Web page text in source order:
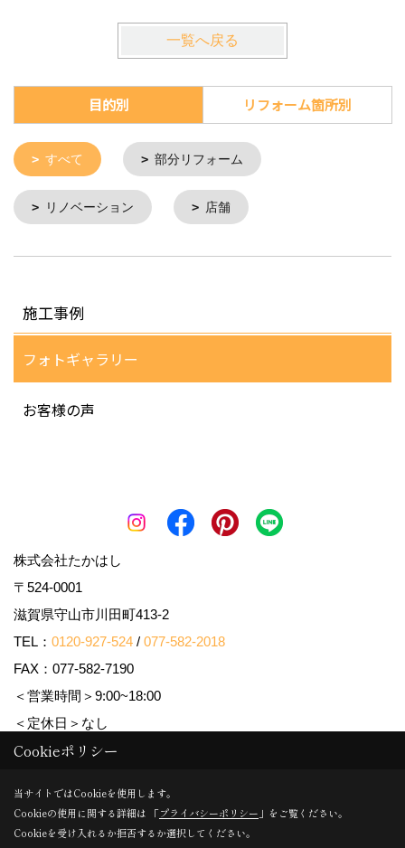
一覧へ戻る
目的別 リフォーム箇所別
すべて 部分リフォーム
リノベーション 店舗
施工事例
フォトギャラリー
お客様の声
株式会社たかはし
〒524-0001
滋賀県守山市川田町413-2
TEL： 0120-927-524 / 077-582-2018
FAX：077-582-7190
＜営業時間＞9:00~18:00
＜定休日＞なし
Copyright (c) 株式会社たかはし. All Rights Reserved.
Produced byゴデスクリエイト
Cookieポリシー
当サイトではCookieを使用します。
Cookieの使用に関する詳細は 「プライバシーポリシー 」をご覧ください。
Cookieを受け入れるか拒否するか選択してください。